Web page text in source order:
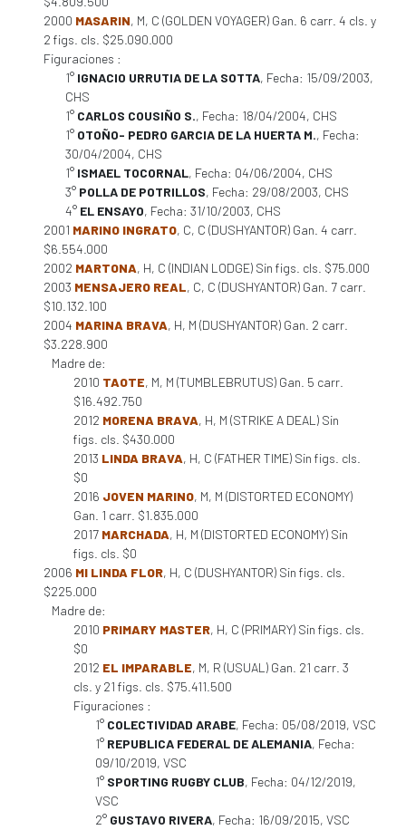
2000 MASARIN, M, C (GOLDEN VOYAGER) Gan. 6 carr. 4 cls. y
2 figs. cls. $25.090.000
Figuraciones :
1° IGNACIO URRUTIA DE LA SOTTA, Fecha: 15/09/2003,
CHS
1° CARLOS COUSIÑO S., Fecha: 18/04/2004, CHS
1° OTOÑO- PEDRO GARCIA DE LA HUERTA M., Fecha:
30/04/2004, CHS
1° ISMAEL TOCORNAL, Fecha: 04/06/2004, CHS
3° POLLA DE POTRILLOS, Fecha: 29/08/2003, CHS
4° EL ENSAYO, Fecha: 31/10/2003, CHS
2001 MARINO INGRATO, C, C (DUSHYANTOR) Gan. 4 carr.
$6.554.000
2002 MARTONA, H, C (INDIAN LODGE) Sin figs. cls. $75.000
2003 MENSAJERO REAL, C, C (DUSHYANTOR) Gan. 7 carr.
$10.132.100
2004 MARINA BRAVA, H, M (DUSHYANTOR) Gan. 2 carr.
$3.228.900
Madre de:
2010 TAOTE, M, M (TUMBLEBRUTUS) Gan. 5 carr.
$16.492.750
2012 MORENA BRAVA, H, M (STRIKE A DEAL) Sin
figs. cls. $430.000
2013 LINDA BRAVA, H, C (FATHER TIME) Sin figs. cls.
$0
2016 JOVEN MARINO, M, M (DISTORTED ECONOMY)
Gan. 1 carr. $1.835.000
2017 MARCHADA, H, M (DISTORTED ECONOMY) Sin
figs. cls. $0
2006 MI LINDA FLOR, H, C (DUSHYANTOR) Sin figs. cls.
$225.000
Madre de:
2010 PRIMARY MASTER, H, C (PRIMARY) Sin figs. cls.
$0
2012 EL IMPARABLE, M, R (USUAL) Gan. 21 carr. 3
cls. y 21 figs. cls. $75.411.500
Figuraciones :
1° COLECTIVIDAD ARABE, Fecha: 05/08/2019, VSC
1° REPUBLICA FEDERAL DE ALEMANIA, Fecha:
09/10/2019, VSC
1° SPORTING RUGBY CLUB, Fecha: 04/12/2019,
VSC
2° GUSTAVO RIVERA, Fecha: 16/09/2015, VSC